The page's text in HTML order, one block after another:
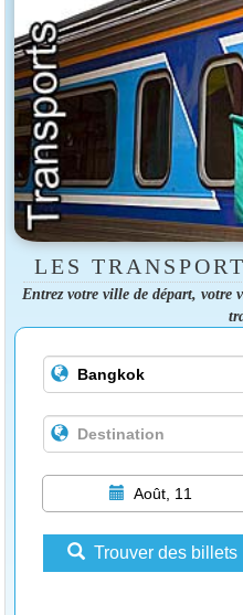
LES
Entrez votre ville de départ, votre
Août, 11
Trouver des billets